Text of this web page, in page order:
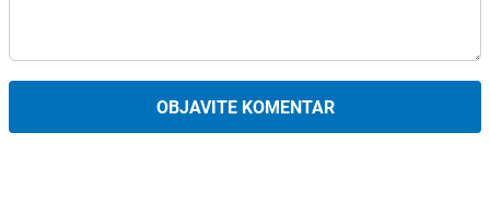
OBJAVITE KOMENTAR